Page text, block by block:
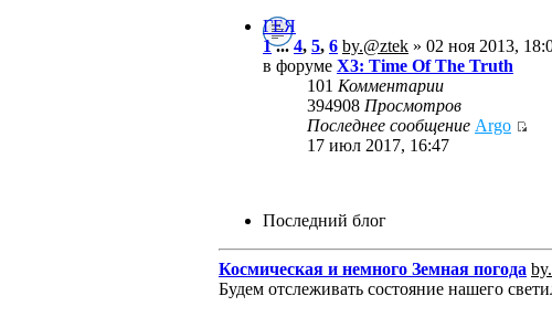
ГЕЯ
1...4, 5, 6 by.@ztek » 02 ноя 2013,
в форуме X3: Time Of The Truth
101 Комментарии
394908 Просмотров
Последнее сообщение Argo
17 июл 2017, 16:47
Последний блог
Космическая и немного Земная погода
Будем отслеживать состояние нашего